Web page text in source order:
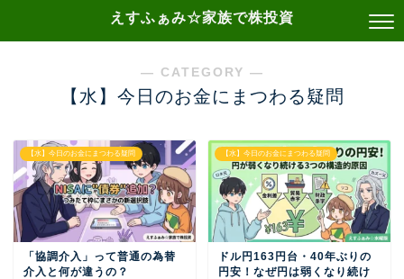
えすふぁみ☆家族で株投資
― CATEGORY ―
【水】今日のお金にまつわる疑問
【水】今日のお金にまつわる疑問
「協調介入」って普通の為替
介入と何が違うの？
【水】今日のお金にまつわる疑問
ドル円163円台・40年ぶりの
円安！なぜ円は弱くなり続け